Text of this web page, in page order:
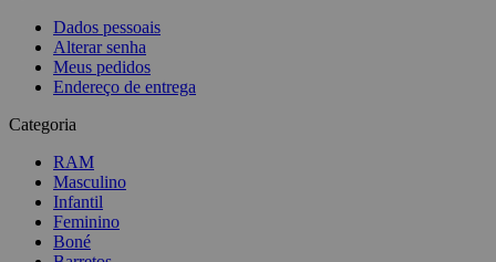
Dados pessoais
Alterar senha
Meus pedidos
Endereço de entrega
Categoria
RAM
Masculino
Infantil
Feminino
Boné